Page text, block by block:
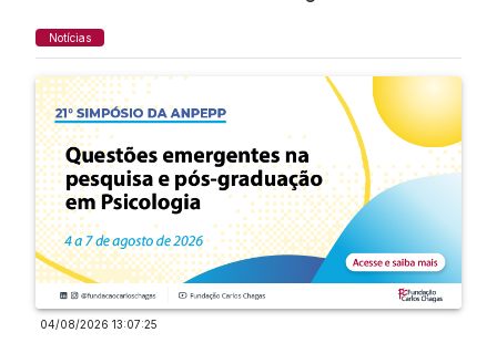
Notícias
04/08/2026 13:07:25